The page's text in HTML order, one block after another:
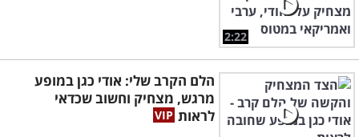
2:22
הלם הקרב שלי: אודי כגן במופע
מרגש, מצחיק וחשוב שכדאי
לראות